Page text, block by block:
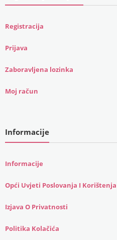
Registracija
Prijava
Zaboravljena lozinka
Moj račun
Informacije
Informacije
Opći Uvjeti Poslovanja I Korištenja
Izjava O Privatnosti
Politika Kolačića